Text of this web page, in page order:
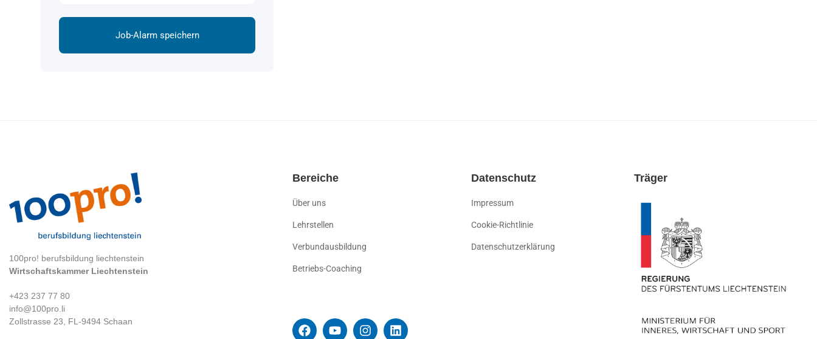
Job-Alarm speichern
100pro! berufsbildung liechtenstein
Wirtschaftskammer Liechtenstein
+423 237 77 80
info@100pro.li
Zollstrasse 23, FL-9494 Schaan
Bereiche
Über uns
Lehrstellen
Verbundausbildung
Betriebs-Coaching
Datenschutz
Impressum
Cookie-Richtlinie
Datenschutzerklärung
Träger